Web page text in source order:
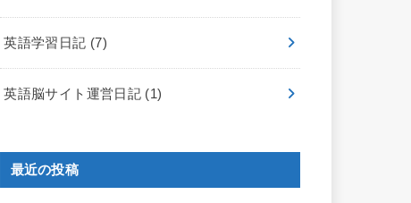
英語学習日記 (7)
英語脳サイト運営日記 (1)
最近の投稿